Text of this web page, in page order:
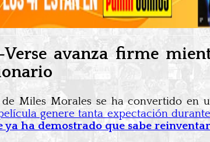
avanza firme
Miles Morales se ha convertido en
genere tanta expectación
ha demostrado que sabe